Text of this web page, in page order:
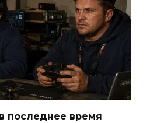
последнее время